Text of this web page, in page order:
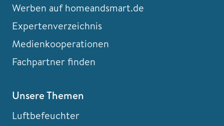
Werben auf homeandsmart.de
Expertenverzeichnis
Medienkooperationen
Fachpartner finden
Unsere Themen
Luftbefeuchter